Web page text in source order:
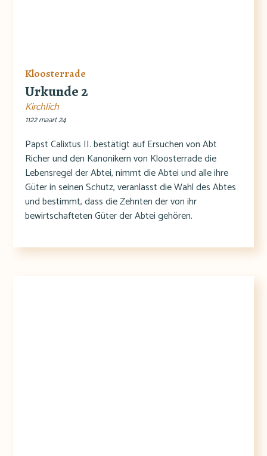
Kloosterrade
Urkunde 2
Kirchlich
1122 maart 24
Papst Calixtus II. bestätigt auf Ersuchen von Abt
Richer und den Kanonikern von Kloosterrade die
Lebensregel der Abtei, nimmt die Abtei und alle ihre
Güter in seinen Schutz, veranlasst die Wahl des Abtes
und bestimmt, dass die Zehnten der von ihr
bewirtschafteten Güter der Abtei gehören.